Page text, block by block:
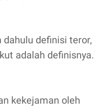
definisi teror,
adalah definisnya.
kekejaman oleh